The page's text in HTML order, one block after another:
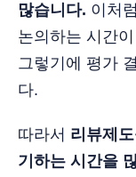
많습니다. 이처
논의하는 시간
그렇기에 평가
다.
따라서 리뷰제
기하는 시간을